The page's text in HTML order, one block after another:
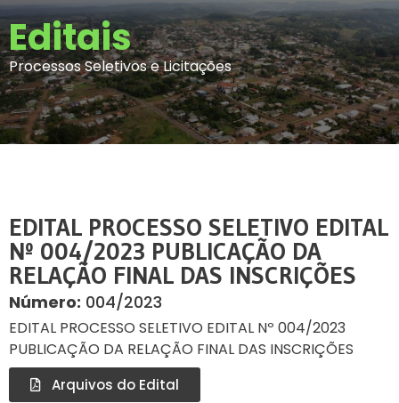
Editais
Processos Seletivos e Licitações
EDITAL PROCESSO SELETIVO EDITAL
Nº 004/2023 PUBLICAÇÃO DA
RELAÇÃO FINAL DAS INSCRIÇÕES
Número: 004/2023
EDITAL PROCESSO SELETIVO EDITAL Nº 004/2023
PUBLICAÇÃO DA RELAÇÃO FINAL DAS INSCRIÇÕES
Arquivos do Edital